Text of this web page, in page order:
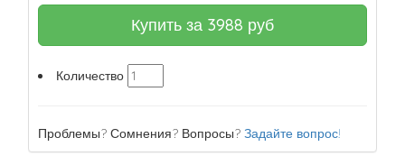
Купить за 3988 руб
Количество
Проблемы? Сомнения? Вопросы? Задайте вопрос!